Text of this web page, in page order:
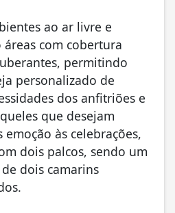
ao ar livre e
com cobertura
permitindo
personalizado de
dos anfitriões e
que desejam
às celebrações,
dois palcos, sendo um
dois camarins